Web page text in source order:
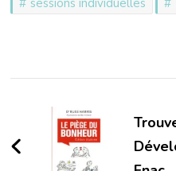
d'article